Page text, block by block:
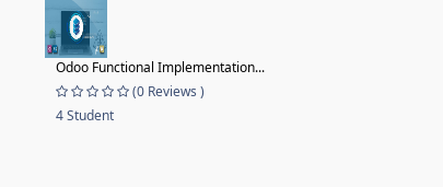
Odoo Functional Implementation...
(0 Reviews )
4 Student